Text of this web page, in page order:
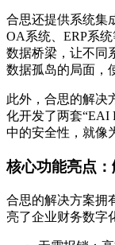
合思还提供系统集
OA系统、ERP系
数据桥梁，让不同
数据孤岛的局面，
此外，合思的解决
化开发了两套“EAI
中的安全性，就像
核心功能亮点
合思的解决方案拥
亮了企业财务数字